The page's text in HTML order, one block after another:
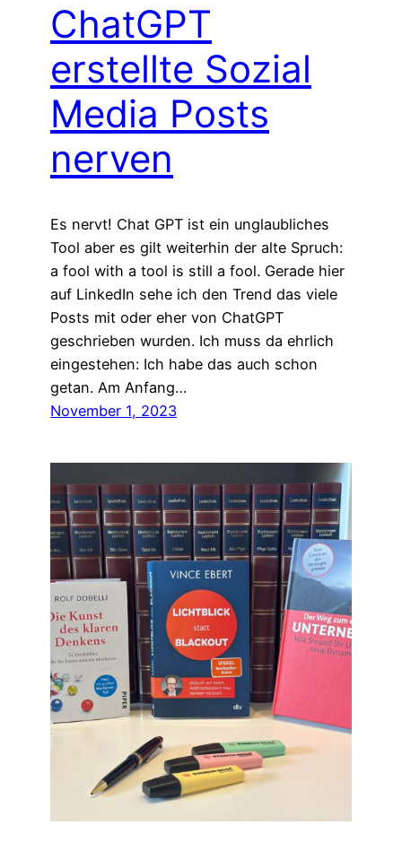
ChatGPT
erstellte Sozial
Media Posts
nerven
Es nervt! Chat GPT ist ein unglaubliches
Tool aber es gilt weiterhin der alte Spruch:
a fool with a tool is still a fool. Gerade hier
auf LinkedIn sehe ich den Trend das viele
Posts mit oder eher von ChatGPT
geschrieben wurden. Ich muss da ehrlich
eingestehen: Ich habe das auch schon
getan. Am Anfang…
November 1, 2023